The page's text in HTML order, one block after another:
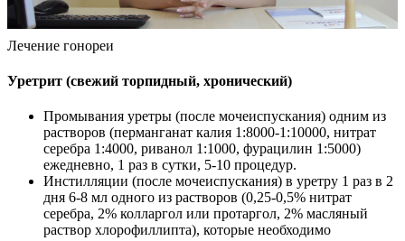
Лечение гонореи
Уретрит (свежий торпидный, хронический)
Промывания уретры (после мочеиспускания) одним из
растворов (перманганат калия 1:8000-1:10000, нитрат
серебра 1:4000, риванол 1:1000, фурацилин 1:5000)
ежедневно, 1 раз в сутки, 5-10 процедур.
Инстилляции (после мочеиспускания) в уретру 1 раз в 2
дня 6-8 мл одного из растворов (0,25-0,5% нитрат
серебра, 2% колларгол или протаргол, 2% масляный
раствор хлорофиллипта), которые необходимо